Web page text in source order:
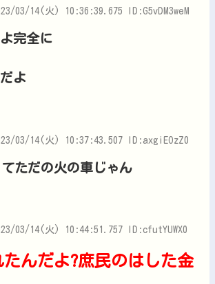
03/14(火) 10:36:39.675 ID:G5vDM3weM
完全に
よ
03/14(火) 10:37:43.507 ID:axgiEOzZ0
ただの火の車じゃん
03/14(火) 10:44:51.757 ID:cfutYUWX0
んだよ?庶民のはした金